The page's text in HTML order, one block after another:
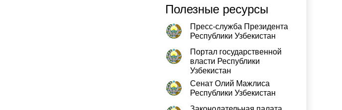
Полезные ресурсы
Пресс-служба Президента
Республики Узбекистан
Портал государственной
власти Республики
Узбекистан
Сенат Олий Мажлиса
Республики Узбекистан